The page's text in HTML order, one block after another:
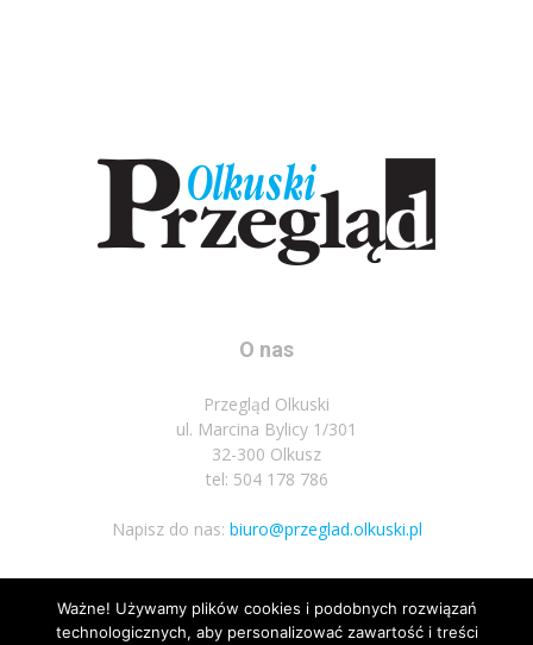
O nas
Przegląd Olkuski
ul. Marcina Bylicy 1/301
32-300 Olkusz
tel: 504 178 786
Napisz do nas: biuro@przeglad.olkuski.pl
Podążaj za nami
Ważne! Używamy plików cookies i podobnych rozwiązań
technologicznych, aby personalizować zawartość i treści